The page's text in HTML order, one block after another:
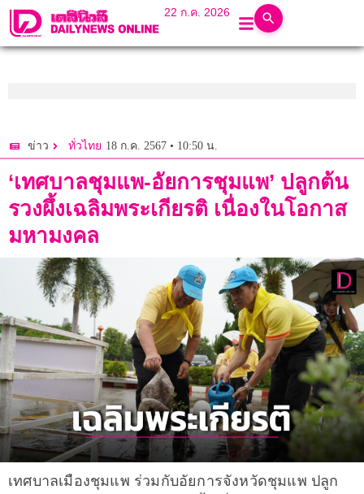
22 ก.ค. 2026
ข่าว ทั่วไทย 18 ก.ค. 2567 • 10:50 น.
‘เทศบาลชุมแพ-อัยการชุมแพ’ ปลูกต้น
รวงผึ้งเฉลิมพระเกียรติ เนื่องในโอกาส
มหามงคล
เทศบาลเมืองชุมแพ ร่วมกับอัยการจังหวัดชุมแพ ปลูก